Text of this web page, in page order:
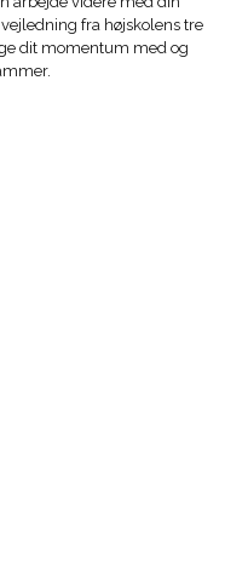
fra højskolens tre
dit momentum med og